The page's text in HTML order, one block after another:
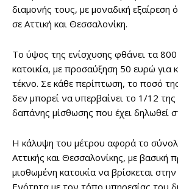
διαμονής τους, με μοναδική εξαίρεση
σε Αττική και Θεσσαλονίκη.
Το ύψος της ενίσχυσης φθάνει τα
κατοικία, με προσαύξηση 50 ευρώ για
τέκνο. Σε κάθε περίπτωση, το ποσό
δεν μπορεί να υπερβαίνει το 1/12 της
δαπάνης μίσθωσης που έχει δηλωθεί
Η κάλυψη του μέτρου αφορά το
Αττικής και Θεσσαλονίκης, με βασική
μισθωμένη κατοικία να βρίσκεται